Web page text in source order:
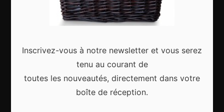
Articles récents
Gagnez le city trip de vos rêves pour Noël 2024
Inscrivez-vous à notre newsletter et vous serez
tenu au courant de
toutes les nouveautés, directement dans votre
boîte de réception.